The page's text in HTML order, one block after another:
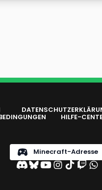
HILFE-
Minecraft-Adresse